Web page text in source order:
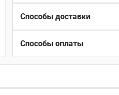
Способы доставки
Способы оплаты